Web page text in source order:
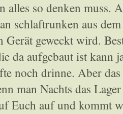
alles so denken muss.
schlaftrunken aus
Gerät geweckt wird.
da aufgebaut ist kann
noch drinne. Aber
man Nachts das
Euch auf und kommt